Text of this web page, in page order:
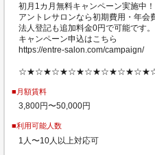
初月1カ月無料キャンペーン実施中！
アントレサロンなら初期費用・年会
法人登記も追加料金0円で可能です。
キャンペーン申込はこちら
https://entre-salon.com/campaign/
■月額賃料
3,800円〜50,000円
■利用可能人数
1人〜10人以上対応可